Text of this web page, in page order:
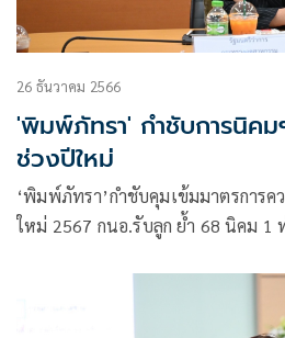
26 ธันวาคม 2566
'พิมพ์ภัทรา' กำชับการนิค
ช่วงปีใหม่
‘พิมพ์ภัทรา’กำชับคุมเข้มมาตรการ
ใหม่ 2567 กนอ.รับลูก ย้ำ 68 นิคม 1 ท่